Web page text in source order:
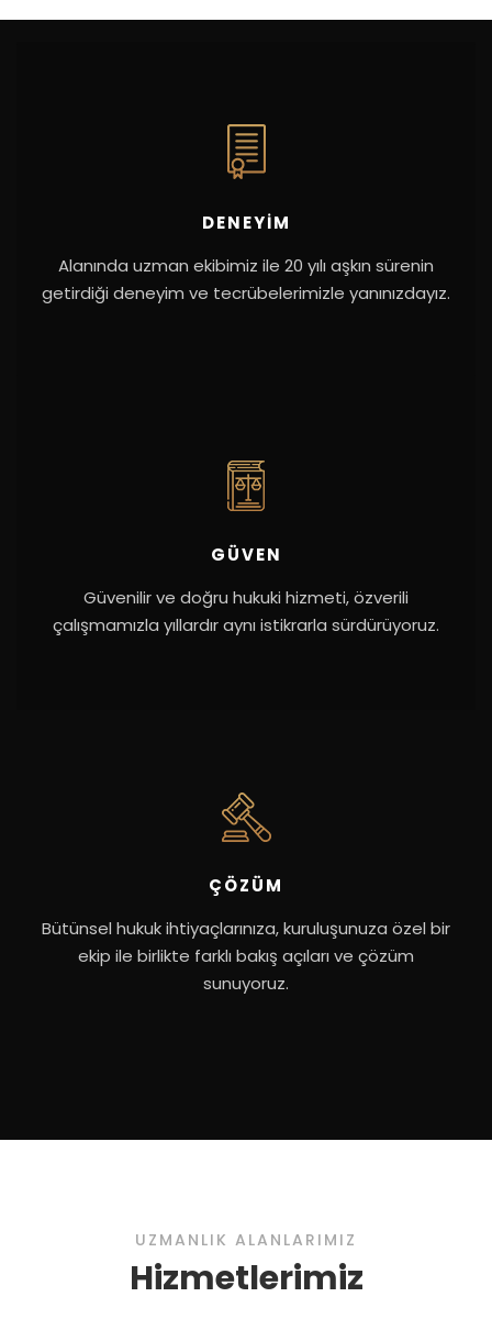
DENEYIM
Alanında uzman ekibimiz ile 20 yılı aşkın sürenin
getirdiği deneyim ve tecrübelerimizle yanınızdayız.
GÜVEN
Güvenilir ve doğru hukuki hizmeti, özverili
çalışmamızla yıllardır aynı istikrarla sürdürüyoruz.
ÇÖZÜM
Bütünsel hukuk ihtiyaçlarınıza, kuruluşunuza özel bir
ekip ile birlikte farklı bakış açıları ve çözüm
sunuyoruz.
UZMANLIK ALANLARIMIZ
Hizmetlerimiz